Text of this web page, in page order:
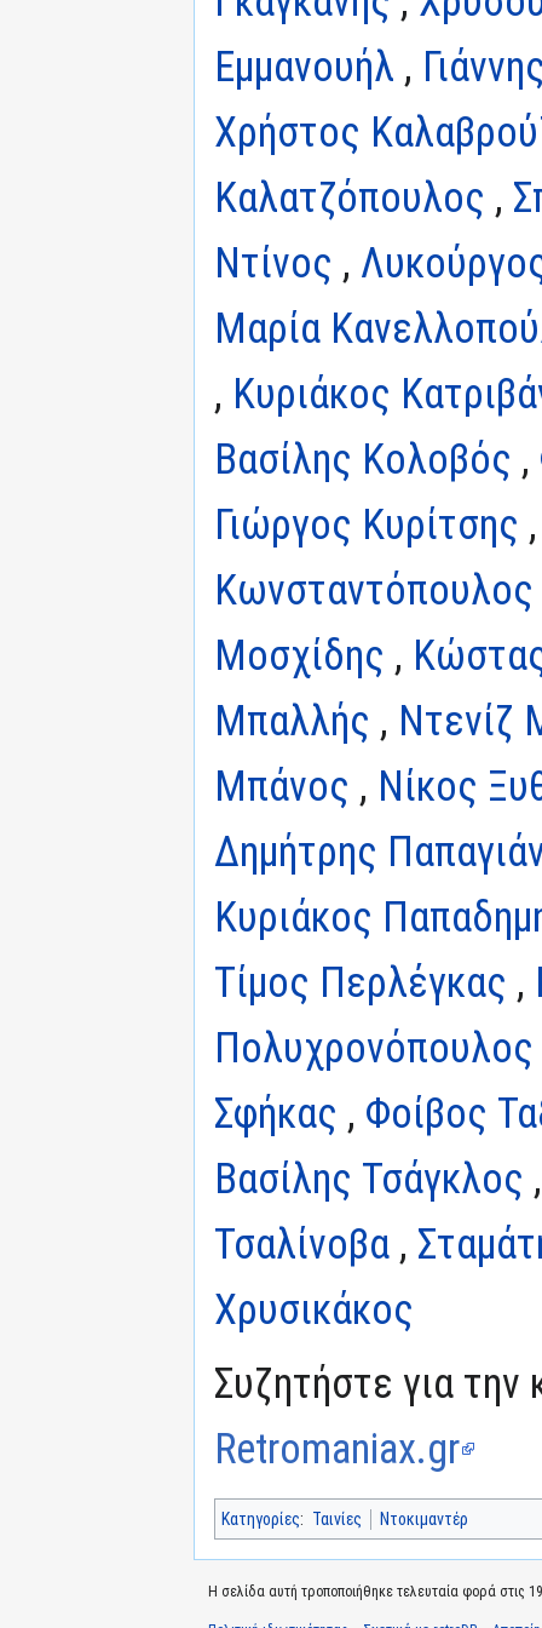
Εμμανουήλ ,
Χρήστος
Καλατζόπουλος ,
Ντίνος ,
Μαρία
, Κυριάκος
Βασίλης Κολοβός ,
Γιώργος Κυρίτσης
Κωνσταντόπουλος
Μοσχίδης ,
Μπαλλής , Ντενίζ
Μπάνος , Νίκος
Δημήτρης
Κυριάκος
Τίμος Περλέγκας ,
Πολυχρονόπουλος
Σφήκας , Φοίβος
Βασίλης Τσάγκλος
Τσαλίνοβα ,
Χρυσικάκος
Συζητήστε για την
Retromaniax.gr
Κατηγορίες: Ταινίες Ντοκιμαντέρ
Η σελίδα αυτή τροποποιήθηκε τελευταία φορά στις 19